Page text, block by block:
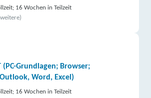
der Bayerischen
| Lichtenhaidestraße 15,
Akademie gGmbH |
A, 96047 Bamberg
16 Wochen in Teilzeit
(PC-Grundlagen; Browser;
Word, Excel)
16 Wochen in Teilzeit